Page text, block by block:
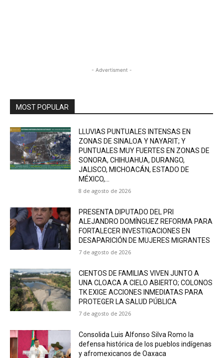
- Advertisment -
MOST POPULAR
LLUVIAS PUNTUALES INTENSAS EN
ZONAS DE SINALOA Y NAYARIT; Y
PUNTUALES MUY FUERTES EN ZONAS DE
SONORA, CHIHUAHUA, DURANGO,
JALISCO, MICHOACÁN, ESTADO DE
MÉXICO,...
8 de agosto de 2026
PRESENTA DIPUTADO DEL PRI
ALEJANDRO DOMÍNGUEZ REFORMA PARA
FORTALECER INVESTIGACIONES EN
DESAPARICIÓN DE MUJERES MIGRANTES
7 de agosto de 2026
CIENTOS DE FAMILIAS VIVEN JUNTO A
UNA CLOACA A CIELO ABIERTO; COLONOS
TK EXIGE ACCIONES INMEDIATAS PARA
PROTEGER LA SALUD PÚBLICA
7 de agosto de 2026
Consolida Luis Alfonso Silva Romo la
defensa histórica de los pueblos indígenas
y afromexicanos de Oaxaca